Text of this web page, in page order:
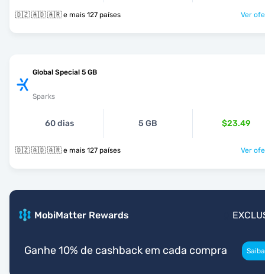
🇩🇿 🇦🇩 🇦🇷 e mais 127 países Ver
Global Special 5 GB
Sparks
60 dias 5 GB $23.49
🇩🇿 🇦🇩 🇦🇷 e mais 127 países Ver
MobiMatter Rewards
Ganhe 10% de cashback em cada compra